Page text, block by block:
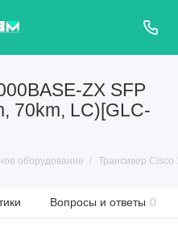
ZX SFP
70km, LC)[GLC‐
оборудование Трансивер Cisco
Вопросы и ответы 0